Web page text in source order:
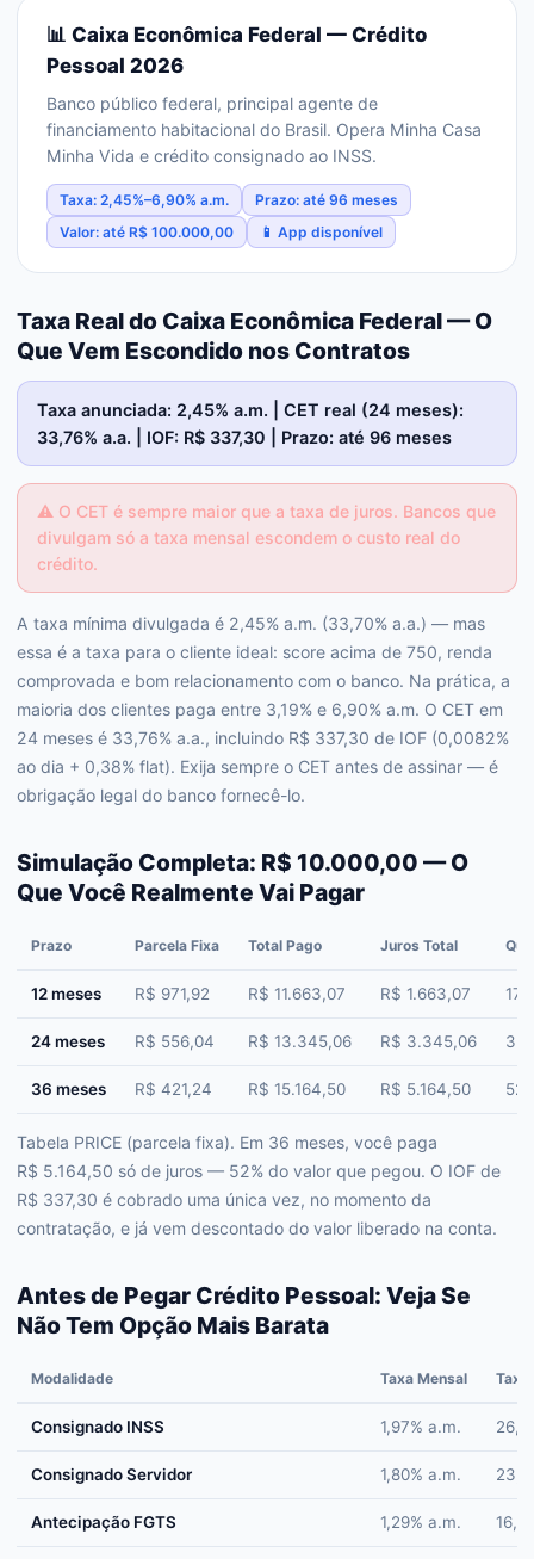
📊 Caixa Econômica Federal — Crédito
Pessoal 2026
Banco público federal, principal agente de
financiamento habitacional do Brasil. Opera Minha Casa
Minha Vida e crédito consignado ao INSS.
Taxa: 2,45%–6,90% a.m.
Prazo: até 96 meses
Valor: até R$ 100.000,00
📱 App disponível
Taxa Real do Caixa Econômica Federal — O
Que Vem Escondido nos Contratos
Taxa anunciada: 2,45% a.m. | CET real (24 meses):
33,76% a.a. | IOF: R$ 337,30 | Prazo: até 96 meses
⚠️ O CET é sempre maior que a taxa de juros. Bancos que
divulgam só a taxa mensal escondem o custo real do
crédito.
A taxa mínima divulgada é 2,45% a.m. (33,70% a.a.) — mas
essa é a taxa para o cliente ideal: score acima de 750, renda
comprovada e bom relacionamento com o banco. Na prática, a
maioria dos clientes paga entre 3,19% e 6,90% a.m. O CET em
24 meses é 33,76% a.a., incluindo R$ 337,30 de IOF (0,0082%
ao dia + 0,38% flat). Exija sempre o CET antes de assinar — é
obrigação legal do banco fornecê-lo.
Simulação Completa: R$ 10.000,00 — O
Que Você Realmente Vai Pagar
Prazo Parcela Fixa Total Pago Juros Total
12 meses R$ 971,92 R$ 11.663,07 R$ 1.663,07
24 meses R$ 556,04 R$ 13.345,06 R$ 3.345,06
36 meses R$ 421,24 R$ 15.164,50 R$ 5.164,50
Tabela PRICE (parcela fixa). Em 36 meses, você paga
R$ 5.164,50 só de juros — 52% do valor que pegou. O IOF de
R$ 337,30 é cobrado uma única vez, no momento da
contratação, e já vem descontado do valor liberado na conta.
Antes de Pegar Crédito Pessoal: Veja Se
Não Tem Opção Mais Barata
Modalidade Taxa Mensal Taxa
Consignado INSS 1,97% a.m.
Consignado Servidor 1,80% a.m.
Antecipação FGTS 1,29% a.m.